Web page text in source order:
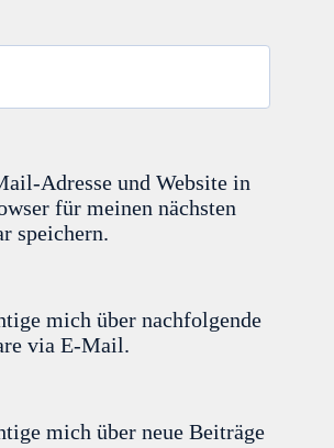
Adresse und Website in
für meinen nächsten
speichern.
mich über nachfolgende
via E-Mail.
mich über neue Beiträge